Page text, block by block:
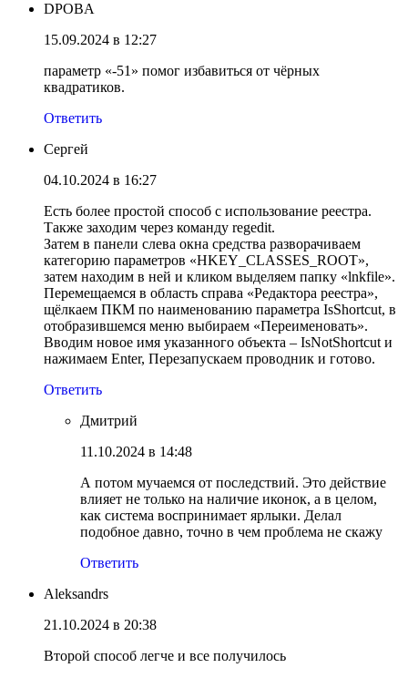
DPOBA
15.09.2024 в 12:27
параметр «-51» помог избавиться от чёрных
квадратиков.
Ответить
Сергей
04.10.2024 в 16:27
Есть более простой способ с использование реестра.
Также заходим через команду regedit.
Затем в панели слева окна средства разворачиваем
категорию параметров «HKEY_CLASSES_ROOT»,
затем находим в ней и кликом выделяем папку «lnkfile».
Перемещаемся в область справа «Редактора реестра»,
щёлкаем ПКМ по наименованию параметра IsShortcut, в
отобразившемся меню выбираем «Переименовать».
Вводим новое имя указанного объекта – IsNotShortcut и
нажимаем Enter, Перезапускаем проводник и готово.
Ответить
Дмитрий
11.10.2024 в 14:48
А потом мучаемся от последствий. Это действие
влияет не только на наличие иконок, а в целом,
как система воспринимает ярлыки. Делал
подобное давно, точно в чем проблема не скажу
Ответить
Aleksandrs
21.10.2024 в 20:38
Второй способ легче и все получилось